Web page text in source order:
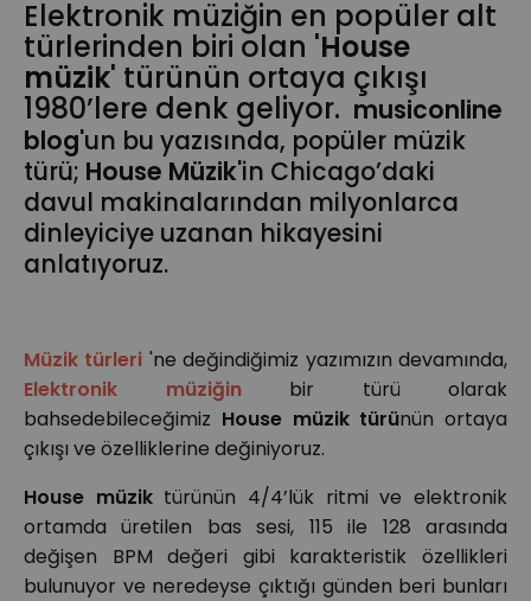
Elektronik müziğin en popüler alt
türlerinden biri olan 'House
müzik' türünün ortaya çıkışı
1980’lere denk geliyor. musiconline
blog'un bu yazısında, popüler müzik
türü; House Müzik'in Chicago’daki
davul makinalarından milyonlarca
dinleyiciye uzanan hikayesini
anlatıyoruz.
Müzik türleri 'ne değindiğimiz yazımızın devamında,
Elektronik müziğin
bir türü olarak
bahsedebileceğimiz House müzik türünün ortaya
çıkışı ve özelliklerine değiniyoruz.
House müziktürünün 4/4’lük ritmi ve elektronik
ortamda üretilen bas sesi, 115 ile 128 arasında
değişen BPM değeri gibi karakteristik özellikleri
bulunuyor ve neredeyse çıktığı günden beri bunları